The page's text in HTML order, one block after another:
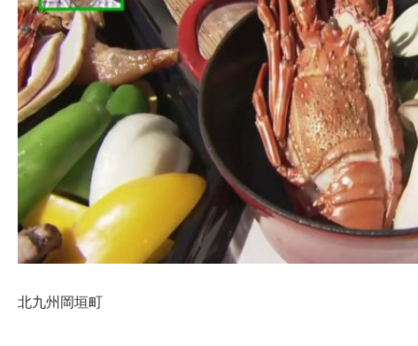
北九州 岡垣町